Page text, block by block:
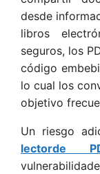
desde
libros
seguros, los
código
lo cual los
objetivo
Un riesgo
lectorde